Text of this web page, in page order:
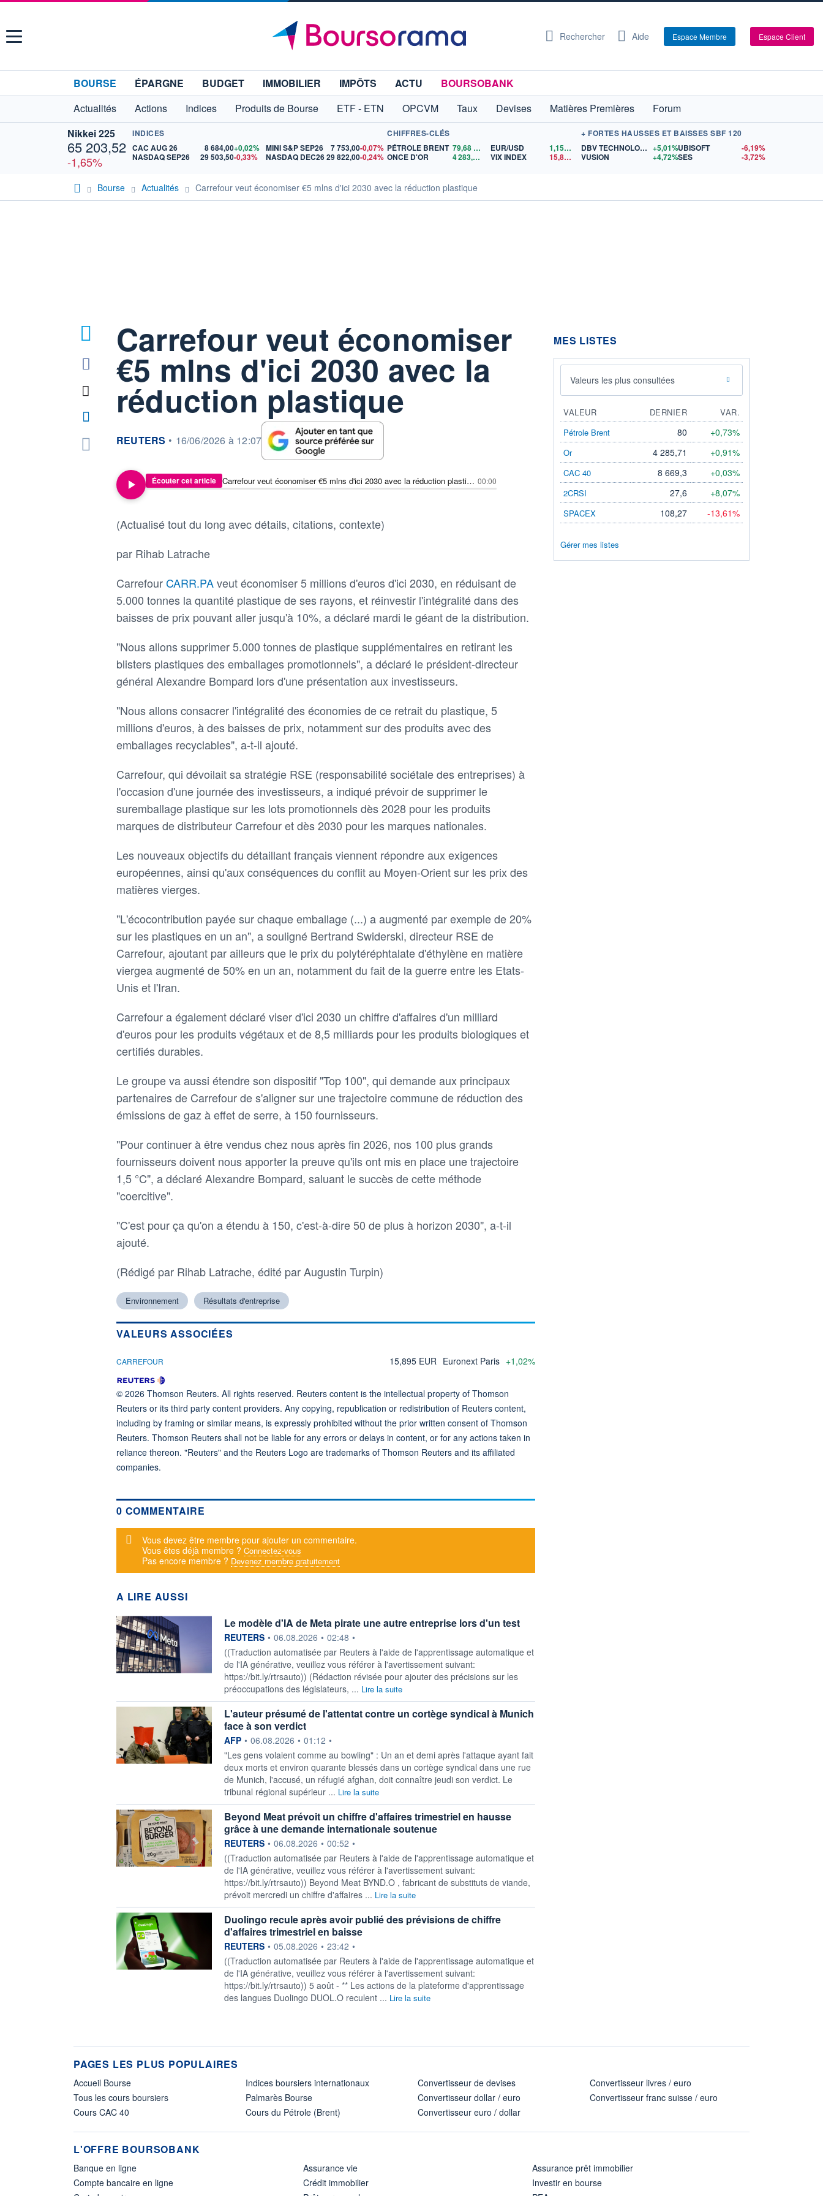
Menu Rechercher Aide Espace Membre Espace Client
BOURSE ÉPARGNE BUDGET IMMOBILIER IMPÔTS ACTU
BOURSOBANK
Actualités
Actions Indices Produits de Bourse ETF - ETN OPCVM Taux Devises Matières Premières
Forum
Nikkei 225
65 203,52
-1,65%
INDICES
CAC AUG 26
8 684,00+0,02%
NASDAQ SEP26
29 503,50-0,33%
MINI S&P SEP26 7 753,00-0,07%
NASDAQ DEC2629 822,00-0,24%
CHIFFRES-CLÉS
PÉTROLE BRENT 79,68
ONCE D'OR
4 283,02 $US
EUR/USD 1,1557
$US
VIX INDEX
15,81$US
+ FORTES HAUSSES ET BAISSES SBF 120
DBV TECHNOLOGIES +5,01%
VUSION
+4,72%
UBISOFT
-6,19%
SES
-3,72%
Bourse Actualités Carrefour veut économiser €5 mlns d'ici 2030 avec la réduction plastique
Carrefour veut économiser
€5 mlns d'ici 2030 avec la
réduction plastique
information fournie par
REUTERS • 16/06/2026 à 12:07
Écouter cet article Carrefour veut économiser €5 mlns d'ici 2030 avec la réduction plastique 00:00
(Actualisé tout du long avec détails, citations, contexte)
par Rihab Latrache
CarrefourCARR.PAveut économiser 5 millions d'euros d'ici 2030, en réduisant de
5.000 tonnes la quantité plastique de ses rayons, et réinvestir l'intégralité dans des
baisses de prix pouvant aller jusqu'à 10%, a déclaré mardi le géant de la distribution.
"Nous allons supprimer 5.000 tonnes de plastique supplémentaires en retirant les
blisters plastiques des emballages promotionnels", a déclaré le président-directeur
général Alexandre Bompard lors d'une présentation aux investisseurs.
"Nous allons consacrer l'intégralité des économies de ce retrait du plastique, 5
millions d'euros, à des baisses de prix, notamment sur des produits avec des
emballages recyclables", a-t-il ajouté.
Carrefour, qui dévoilait sa stratégie RSE (responsabilité sociétale des entreprises) à
l'occasion d'une journée des investisseurs, a indiqué prévoir de supprimer le
suremballage plastique sur les lots promotionnels dès 2028 pour les produits
marques de distributeur Carrefour et dès 2030 pour les marques nationales.
Les nouveaux objectifs du détaillant français viennent répondre aux exigences
européennes, ainsi qu'aux conséquences du conflit au Moyen-Orient sur les prix des
matières vierges.
"L'écocontribution payée sur chaque emballage (...) a augmenté par exemple de 20%
sur les plastiques en un an", a souligné Bertrand Swiderski, directeur RSE de
Carrefour, ajoutant par ailleurs que le prix du polytéréphtalate d'éthylène en matière
viergea augmenté de 50% en un an, notamment du fait de la guerre entre les Etats-
Unis et l'Iran.
Carrefour a également déclaré viser d'ici 2030 un chiffre d'affaires d'un milliard
d'euros pour les produits végétaux et de 8,5 milliards pour les produits biologiques et
certifiés durables.
Le groupe va aussi étendre son dispositif "Top 100", qui demande aux principaux
partenaires de Carrefour de s'aligner sur une trajectoire commune de réduction des
émissions de gaz à effet de serre, à 150 fournisseurs.
"Pour continuer à être vendus chez nous après fin 2026, nos 100 plus grands
fournisseurs doivent nous apporter la preuve qu'ils ont mis en place une trajectoire
1,5 °C", a déclaré Alexandre Bompard, saluant le succès de cette méthode
"coercitive".
"C'est pour ça qu'on a étendu à 150, c'est-à-dire 50 de plus à horizon 2030", a-t-il
ajouté.
(Rédigé par Rihab Latrache, édité par Augustin Turpin)
Environnement Résultats d'entreprise
VALEURS ASSOCIÉES
CARREFOUR 15,895 EUR Euronext Paris +1,02%
© 2026 Thomson Reuters. All rights reserved. Reuters content is the intellectual property of Thomson
Reuters or its third party content providers. Any copying, republication or redistribution of Reuters content,
including by framing or similar means, is expressly prohibited without the prior written consent of Thomson
Reuters. Thomson Reuters shall not be liable for any errors or delays in content, or for any actions taken in
reliance thereon. "Reuters" and the Reuters Logo are trademarks of Thomson Reuters and its affiliated
companies.
0 COMMENTAIRE
Message d'alerte
Vous devez être membre pour ajouter un commentaire.
Vous êtes déjà membre ? Connectez-vous
Pas encore membre ? Devenez membre gratuitement
A LIRE AUSSI
Le modèle d'IA de Meta pirate une autre entreprise lors d'un test
information fournie par
REUTERS • 06.08.2026 • 02:48 •
((Traduction automatisée par Reuters à l'aide de l'apprentissage automatique et
de l'IA générative, veuillez vous référer à l'avertissement suivant:
https://bit.ly/rtrsauto)) (Rédaction révisée pour ajouter des précisions sur les
préoccupations des législateurs, ... Lire la suite
L'auteur présumé de l'attentat contre un cortège syndical à Munich
face à son verdict
information fournie par
AFP • 06.08.2026 • 01:12 •
"Les gens volaient comme au bowling" : Un an et demi après l'attaque ayant fait
deux morts et environ quarante blessés dans un cortège syndical dans une rue
de Munich, l'accusé, un réfugié afghan, doit connaître jeudi son verdict. Le
tribunal régional supérieur ... Lire la suite
Beyond Meat prévoit un chiffre d'affaires trimestriel en hausse
grâce à une demande internationale soutenue
information fournie par
REUTERS • 06.08.2026 • 00:52 •
((Traduction automatisée par Reuters à l'aide de l'apprentissage automatique et
de l'IA générative, veuillez vous référer à l'avertissement suivant:
https://bit.ly/rtrsauto)) Beyond Meat BYND.O , fabricant de substituts de viande,
prévoit mercredi un chiffre d'affaires ... Lire la suite
Duolingo recule après avoir publié des prévisions de chiffre
d'affaires trimestriel en baisse
information fournie par
REUTERS • 05.08.2026 • 23:42 •
((Traduction automatisée par Reuters à l'aide de l'apprentissage automatique et
de l'IA générative, veuillez vous référer à l'avertissement suivant:
https://bit.ly/rtrsauto)) 5 août - ** Les actions de la plateforme d'apprentissage
des langues Duolingo DUOL.O reculent ... Lire la suite
MES LISTES
Valeurs les plus consultées
VALEUR DERNIER
VAR.
Pétrole Brent
80 +0,73%
Or 4 285,71 +0,91%
CAC 40 8 669,3 +0,03%
2CRSI 27,6 +8,07%
SPACEX 108,27 -13,61%
Gérer mes listes
PAGES LES PLUS POPULAIRES
Accueil Bourse
Tous les cours boursiers
Cours CAC 40
Indices boursiers internationaux
Palmarès Bourse
Cours du Pétrole (Brent)
Convertisseur de devises
Convertisseur dollar / euro
Convertisseur euro / dollar
Convertisseur livres / euro
Convertisseur franc suisse / euro
L'OFFRE BOURSOBANK
Banque en ligne
Compte bancaire en ligne
Assurance vie
Crédit immobilier
Assurance prêt immobilier
Investir en bourse